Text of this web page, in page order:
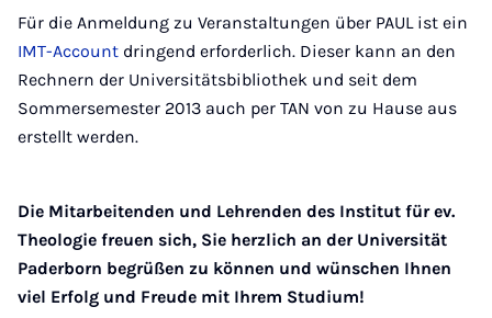
Für die Anmeldung zu Veranstaltungen über PAUL ist ein
IMT-Account dringend erforderlich. Dieser kann an den
Rechnern der Universitätsbibliothek und seit dem
Sommersemester 2013 auch per TAN von zu Hause aus
erstellt werden.
Die Mitarbeitenden und Lehrenden des Institut für ev.
Theologie freuen sich, Sie herzlich an der Universität
Paderborn begrüßen zu können und wünschen Ihnen
viel Erfolg und Freude mit Ihrem Studium!